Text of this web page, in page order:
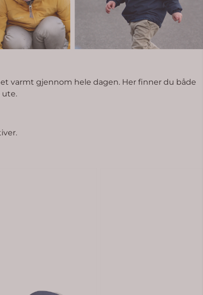
varmt gjennom hele dagen. Her finner du både
ute.